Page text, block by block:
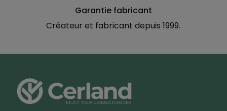
Garantie fabricant
Créateur et fabricant depuis 1999.